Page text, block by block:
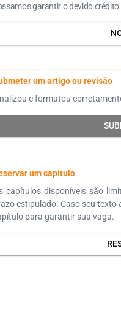
garantir o devido
um artigo ou revisão
e formatou
um capítulo
capítulos disponíveis são
estipulado. Caso seu texto
para garantir sua vaga.